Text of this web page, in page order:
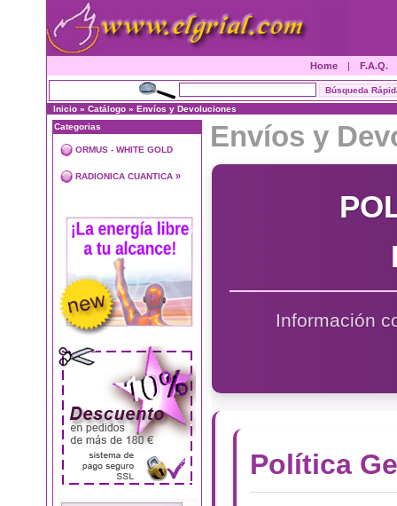
Home | F.A.Q.
Inicio » Catálogo » Envíos y Devoluciones
Categorias
ORMUS - WHITE GOLD
RADIONICA CUANTICA »
Envíos y
Información
Política